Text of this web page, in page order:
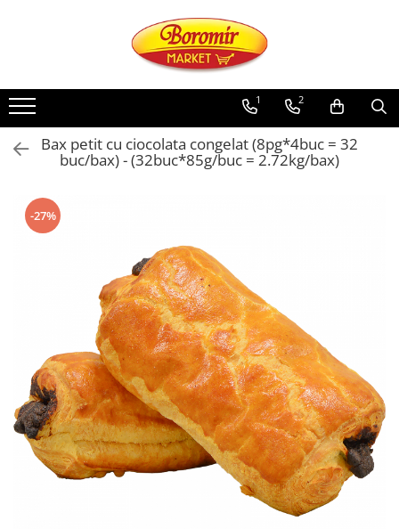
Noutati
Produse de post
Cozonac
Cozonac Insiropat
Cozonac Exotic
Cozonac Traditional
Cozonac Casa Boromir
Cozonac Pricomigdala
Cozonac Magnum
Cozonac Vegan (de post)
Cozonac Collection
Cozo-Bun
Cozonac Cadou
Cozonac cu Unt
Cozonac Royal
1 2
Bax petit cu ciocolata congelat (8pg*4buc = 32
buc/bax) - (32buc*85g/buc = 2.72kg/bax)
-27%